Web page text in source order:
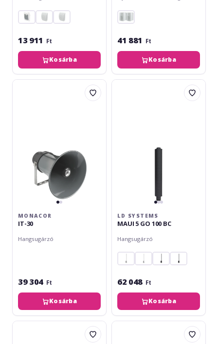
13 911 Ft
Kosárba
41 881 Ft
Kosárba
Monacor
MONACOR
IT-30
Hangsugárzó
39 304 Ft
Kosárba
LD
LD SYSTEMS
MAUI 5 GO 100 BC
Hangsugárzó
62 048 Ft
Kosárba
Omnitronic
Omnitronic